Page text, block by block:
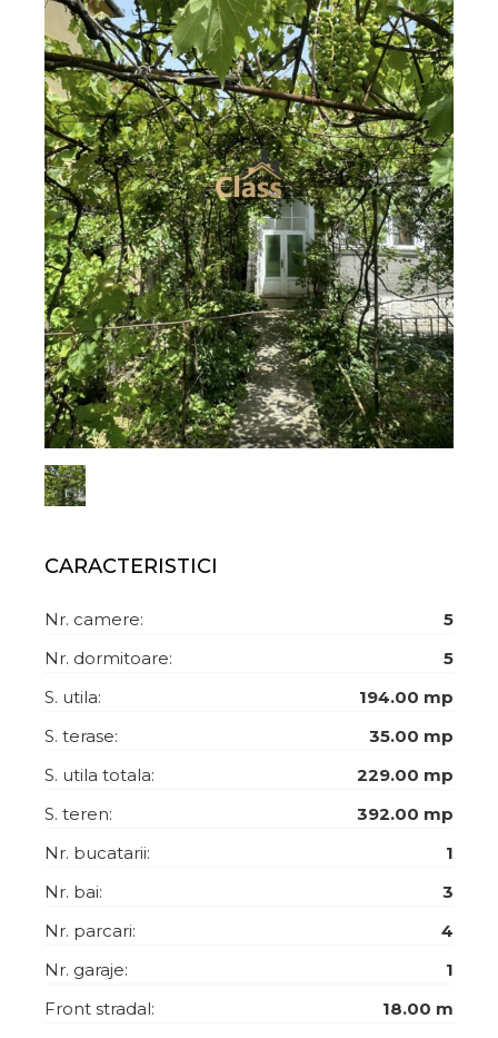
CARACTERISTICI
Nr. camere:
5
Nr. dormitoare:
5
S. utila:
194.00 mp
S. terase:
35.00 mp
S. utila totala:
229.00 mp
S. teren:
392.00 mp
Nr. bucatarii:
1
Nr. bai:
3
Nr. parcari:
4
Nr. garaje:
1
Front stradal:
18.00 m